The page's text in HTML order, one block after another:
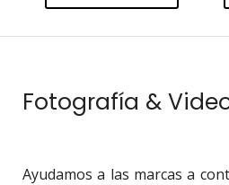
Fotografía &
Ayudamos a las marcas a